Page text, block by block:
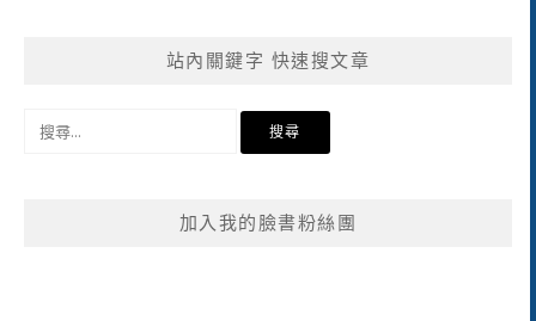
站內關鍵字 快速搜文章
加入我的臉書粉絲團